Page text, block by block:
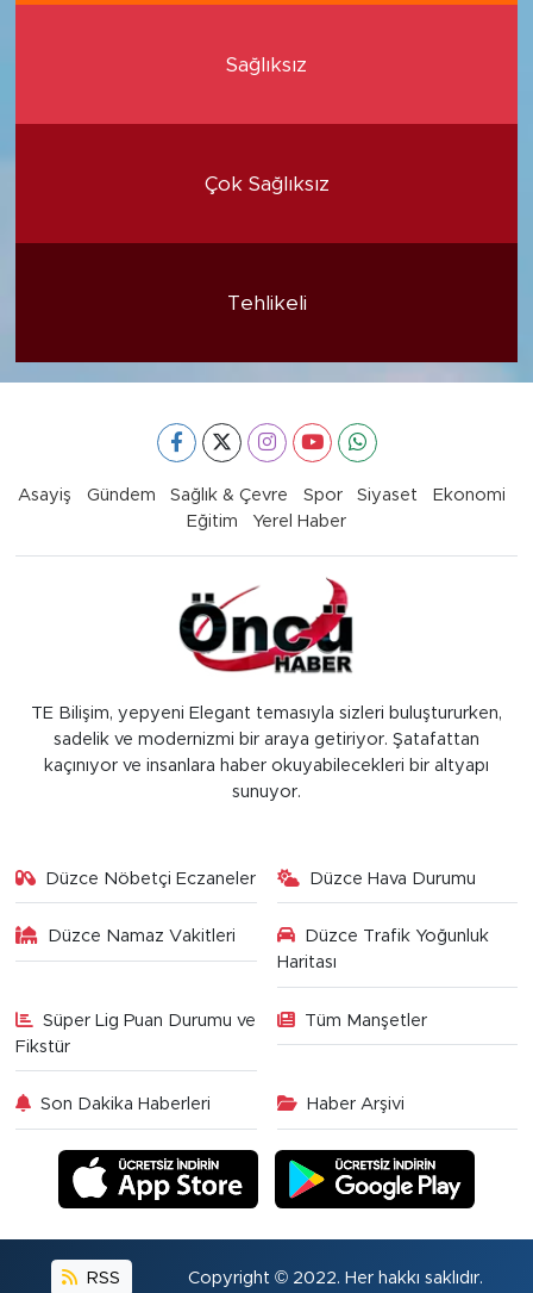
Sağlıksız
Çok Sağlıksız
Tehlikeli
Asayiş Gündem Sağlık & Çevre Spor Siyaset
Ekonomi
Eğitim
Yerel Haber
TE Bilişim, yepyeni Elegant temasıyla sizleri buluştururken,
sadelik ve modernizmi bir araya getiriyor. Şatafattan
kaçınıyor ve insanlara haber okuyabilecekleri bir altyapı
sunuyor.
Düzce Nöbetçi Eczaneler Düzce Hava Durumu
Düzce Namaz Vakitleri
Düzce Trafik Yoğunluk
Haritası
Süper Lig Puan Durumu ve
Fikstür
Tüm Manşetler
Son Dakika Haberleri Haber Arşivi
RSS Copyright © 2022. Her hakkı saklıdır.